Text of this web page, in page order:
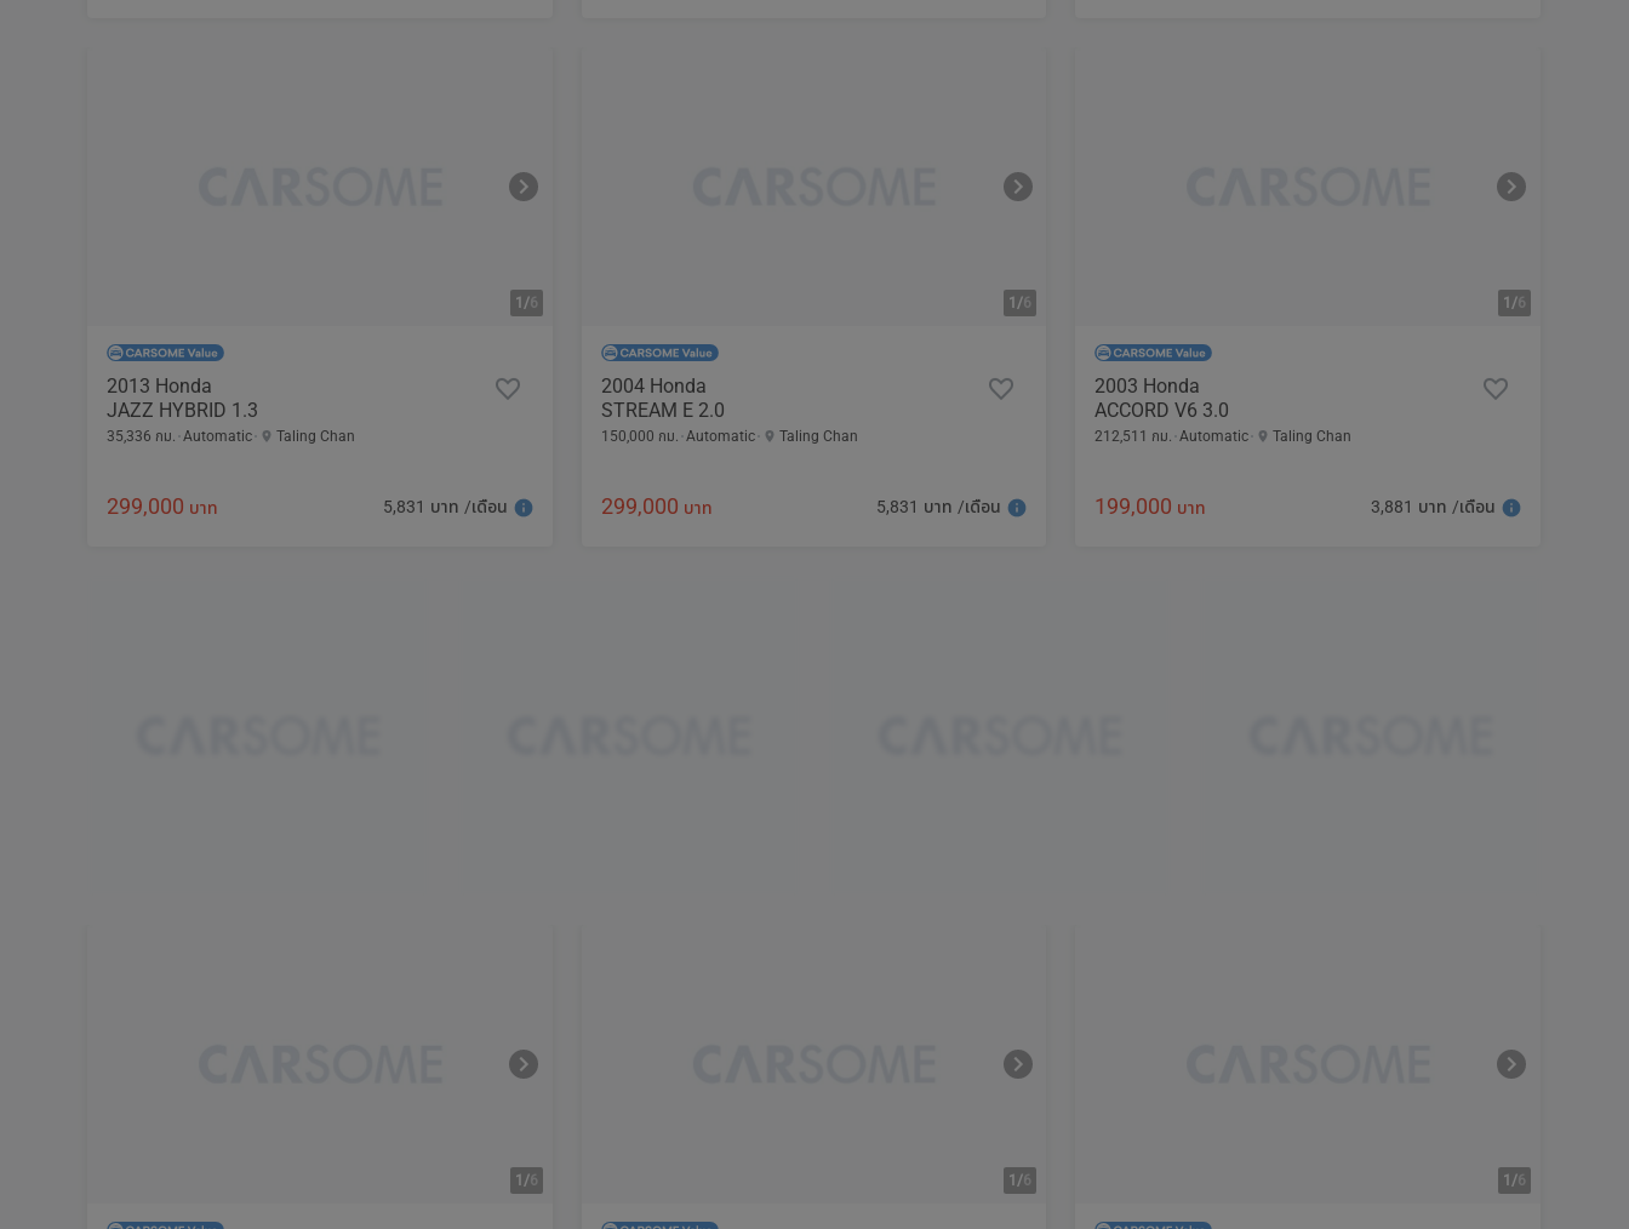
1/6
2013 Honda
JAZZ HYBRID 1.3
35,336 กม. Automatic Taling Chan
299,000 บาท 5,831 บาท /เดือน
1/6
2004 Honda
STREAM E 2.0
150,000 กม. Automatic Taling Chan
299,000 บาท 5,831 บาท /เดือน
1/6
2003 Honda
ACCORD V6 3.0
212,511 กม. Automatic Taling Chan
199,000 บาท 3,881 บาท /เดือน
1/6 1/6 1/6